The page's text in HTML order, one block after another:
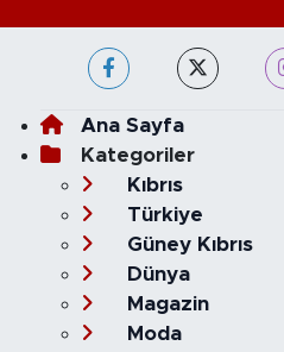
Ana Sayfa
Kategoriler
Kıbrıs
Türkiye
Güney Kıbrıs
Dünya
Magazin
Moda